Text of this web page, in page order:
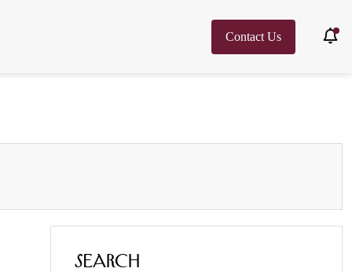
Contact Us
Search